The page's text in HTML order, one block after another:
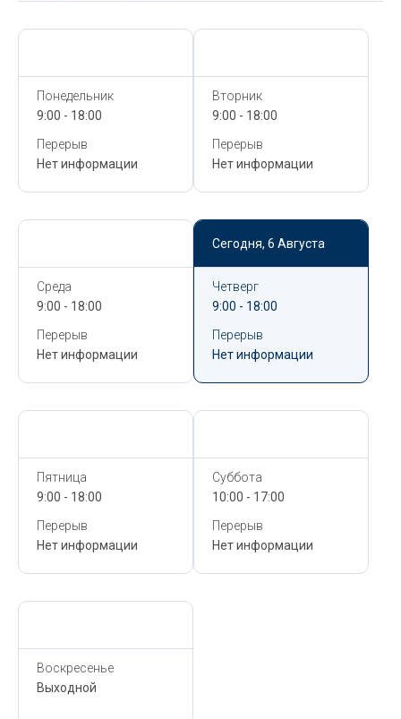
Понедельник
9:00 - 18:00
Перерыв
Нет информации
Вторник
9:00 - 18:00
Перерыв
Нет информации
Среда
9:00 - 18:00
Перерыв
Нет информации
Сегодня, 6 Августа
Четверг
9:00 - 18:00
Перерыв
Нет информации
Пятница
9:00 - 18:00
Перерыв
Нет информации
Суббота
10:00 - 17:00
Перерыв
Нет информации
Воскресенье
Выходной